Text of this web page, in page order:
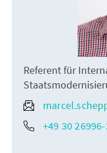
Referent für
+49 30